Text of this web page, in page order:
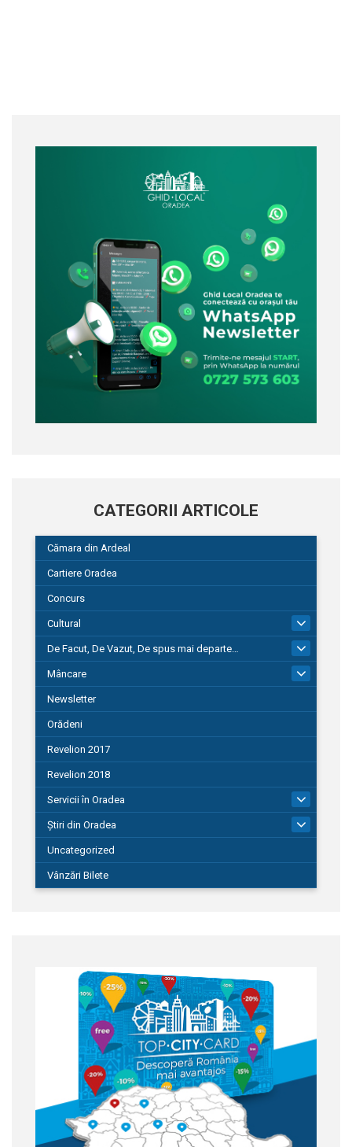
CATEGORII ARTICOLE
Cămara din Ardeal
Cartiere Oradea
Concurs
Cultural
De Facut, De Vazut, De spus mai departe…
580
Mâncare
Newsletter
Orădeni
Revelion 2017
Revelion 2018
Servicii în Oradea
Știri din Oradea
Uncategorized
Vânzări Bilete